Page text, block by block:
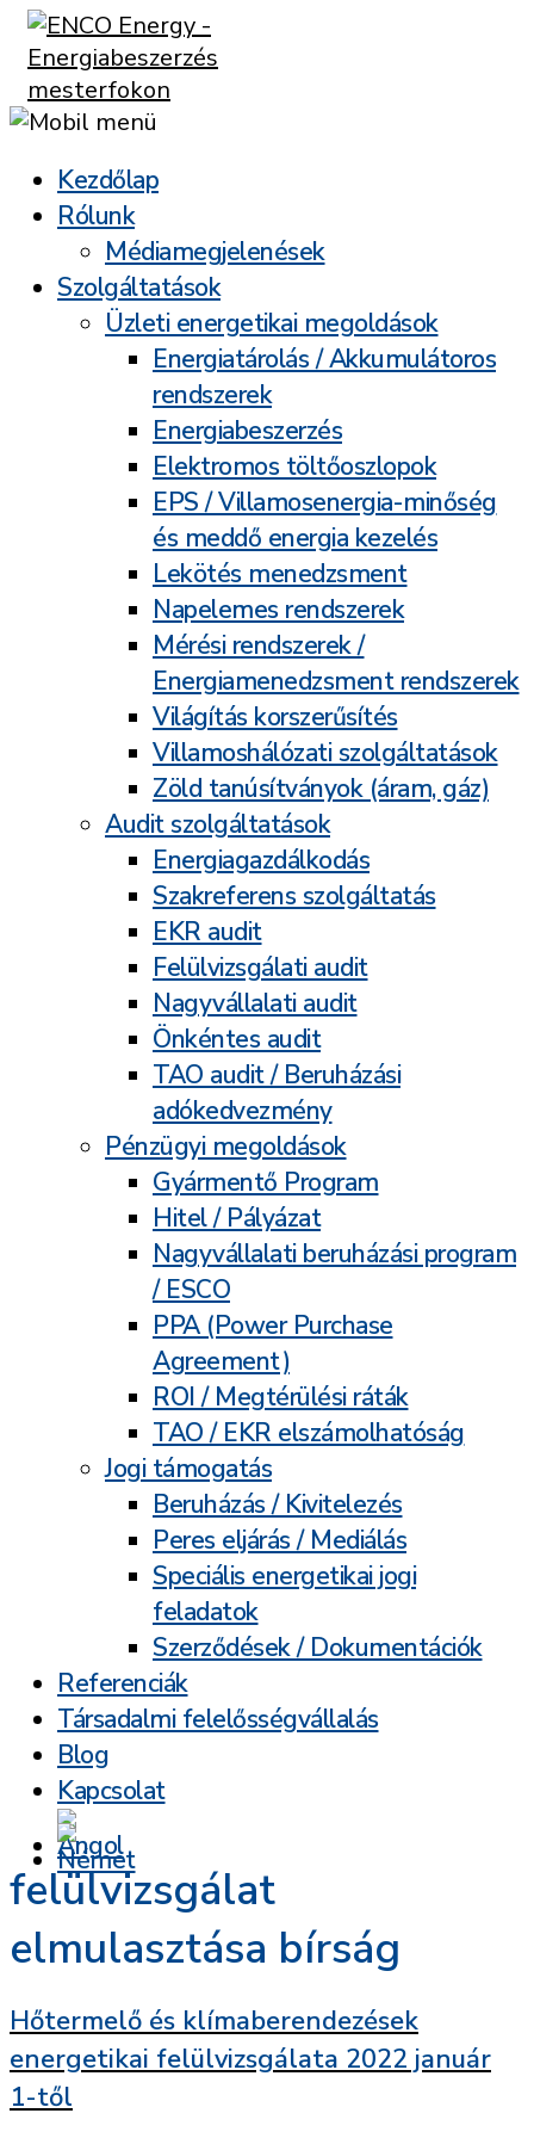
Kezdőlap
Rólunk
Médiamegjelenések
Szolgáltatások
Üzleti energetikai megoldások
Energiatárolás / Akkumulátoros
rendszerek
Energiabeszerzés
Elektromos töltőoszlopok
EPS / Villamosenergia-minőség
és meddő energia kezelés
Lekötés menedzsment
Napelemes rendszerek
Mérési rendszerek /
Energiamenedzsment rendszerek
Világítás korszerűsítés
Villamoshálózati szolgáltatások
Zöld tanúsítványok (áram, gáz)
Audit szolgáltatások
Energiagazdálkodás
Szakreferens szolgáltatás
EKR audit
Felülvizsgálati audit
Nagyvállalati audit
Önkéntes audit
TAO audit / Beruházási
adókedvezmény
Pénzügyi megoldások
Gyármentő Program
Hitel / Pályázat
Nagyvállalati beruházási program
/ ESCO
PPA (Power Purchase
Agreement)
ROI / Megtérülési ráták
TAO / EKR elszámolhatóság
Jogi támogatás
Beruházás / Kivitelezés
Peres eljárás / Mediálás
Speciális energetikai jogi
feladatok
Szerződések / Dokumentációk
Referenciák
Társadalmi felelősségvállalás
Blog
Kapcsolat
felülvizsgálat
elmulasztása bírság
Hőtermelő és klímaberendezések
energetikai felülvizsgálata 2022 január
1-től